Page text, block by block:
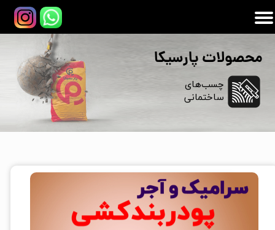
​​چسب‌های
​​​​​​​ساختمانی
محصولات پارسیکا
خانه/